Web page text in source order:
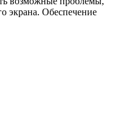
экрана. Обеспечение